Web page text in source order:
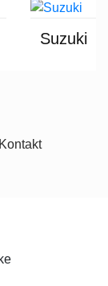
Suzuki
Kontakt